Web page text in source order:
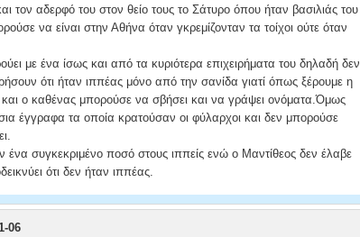
τον αδερφό του στον θείο τους το Σάτυρο όπου ήταν βασιλιάς του
να είναι στην Αθήνα όταν γκρεμίζονταν τα τοίχοι ούτε όταν
με ένα ίσως και από τα κυριότερα επιχειρήματα του δηλαδή δεν
ότι ήταν ιππέας μόνο από την σανίδα γιατί όπως ξέρουμε η
ο καθένας μπορούσε να σβήσει και να γράψει ονόματα.Όμως
έγγραφα τα οποία κρατούσαν οι φύλαρχοι και δεν μπορούσε
ένα συγκεκριμένο ποσό στους ιππείς ενώ ο Μαντίθεος δεν έλαβε
ότι δεν ήταν ιππέας.
06